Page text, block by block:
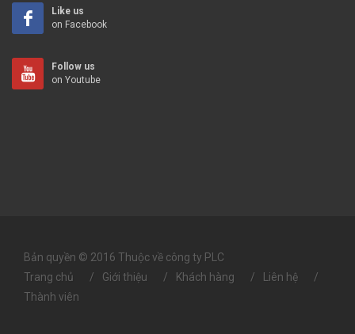
Like us
on Facebook
Follow us
on Youtube
Bản quyền © 2016 Thuộc về công ty PLC
Trang chủ
Giới thiệu Khách hàng
Liên hệ
Thành viên